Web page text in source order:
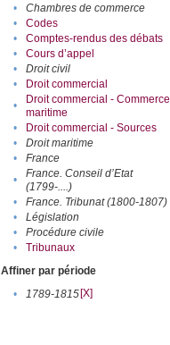
•
Chambres de commerce
•
Codes
•
Comptes-rendus des débats
•
Cours d’appel
•
Droit civil
•
Droit commercial
•
Droit commercial - Commerce
maritime
• Droit commercial - Sources
•
Droit maritime
•
France
•
France. Conseil d’Etat
(1799-....)
• France. Tribunat (1800-1807)
•
Législation
•
Procédure civile
•
Tribunaux
Affiner par période
•
1789-1815[X]